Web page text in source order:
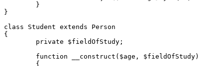
}
class Student extends Person
{